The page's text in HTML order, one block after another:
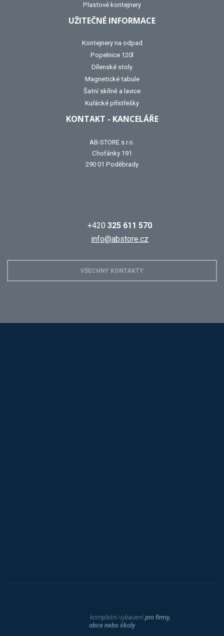
Plastové kontejnery
UŽITEČNÉ INFORMACE
Kontejnery na odpad
Popelnice 120l
Dílenské stoly
Magnetické tabule
Šatní skříně a lavice
Kuřácké přístřešky
KONTAKT - KANCELÁŘE
AB-STORE s.r.o.
Choťánky 191
290 01 Poděbrady
+420 325 611 570
info@abstore.cz
VŠECHNY KONTAKTY
kompletní vybavenípro firmy,
obce nebo školy